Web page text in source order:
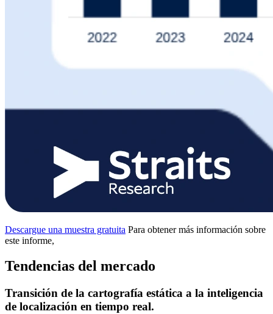
Descargue una muestra gratuita Para obtener más información sobre
este informe,
Tendencias del mercado
Transición de la cartografía estática a la inteligencia
de localización en tiempo real.